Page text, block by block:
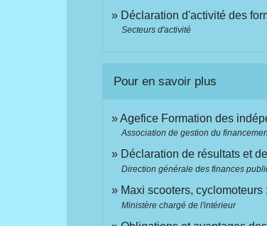
Déclaration d'activité des
Secteurs d'activité
Pour en savoir plus
Agefice Formation des
Association de gestion du
Déclaration de résultats et
Direction générale des finances
Maxi scooters, cyclomoteurs
Ministère chargé de l'intérieur